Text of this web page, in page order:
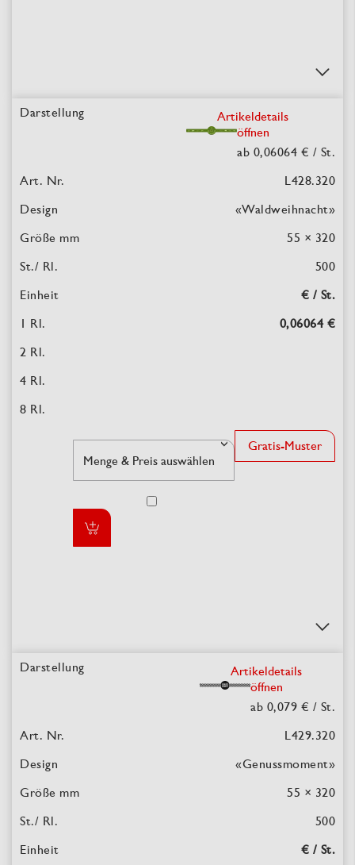
Artikeldetails
öffnen
ab 0,06064 € / St.
L428.320
«Waldweihnacht»
55 × 320
500
€ / St.
0,06064 €
Gratis-Muster
Artikeldetails
öffnen
ab 0,079 € / St.
L429.320
«Genussmoment»
55 × 320
500
€ / St.